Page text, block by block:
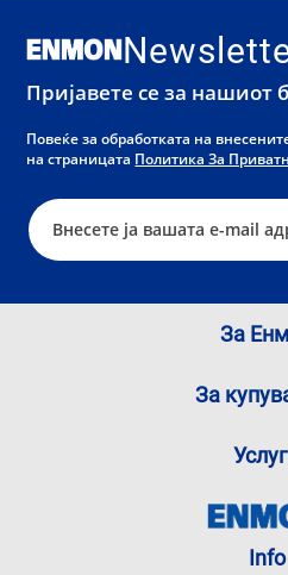
Пријавете се за нашиот
Повеќе за обработката на
на страницата Политика За
За
За
Info